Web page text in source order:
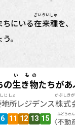
ちにいる在来
ざいらい
種
しゅ
を、
。
の生き物
い もの
たちがあ
所
じしょ
レジデンス株式
かぶしき
6 11 12 13 15〈不動
ふどうさ